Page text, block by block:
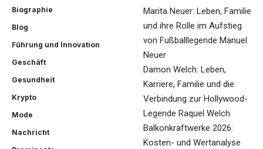
Biographie
Blog
Führung und Innovation
Geschäft
Gesundheit
Krypto
Mode
Nachricht
Marita Neuer: Leben, Familie
und ihre Rolle im Aufstieg
von Fußballlegende Manuel
Neuer
Damon Welch: Leben,
Karriere, Familie und die
Verbindung zur Hollywood-
Legende Raquel Welch
Balkonkraftwerke 2026:
Kosten- und Wertanalyse